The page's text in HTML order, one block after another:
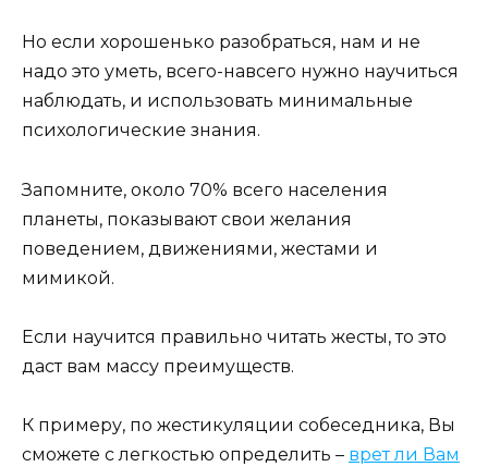
Но если хорошенько разобраться, нам и не
надо это уметь, всего-навсего нужно научиться
наблюдать, и использовать минимальные
психологические знания.
Запомните, около 70% всего населения
планеты, показывают свои желания
поведением, движениями, жестами и
мимикой.
Если научится правильно читать жесты, то это
даст вам массу преимуществ.
К примеру, по жестикуляции собеседника, Вы
сможете с легкостью определить – врет ли Вам